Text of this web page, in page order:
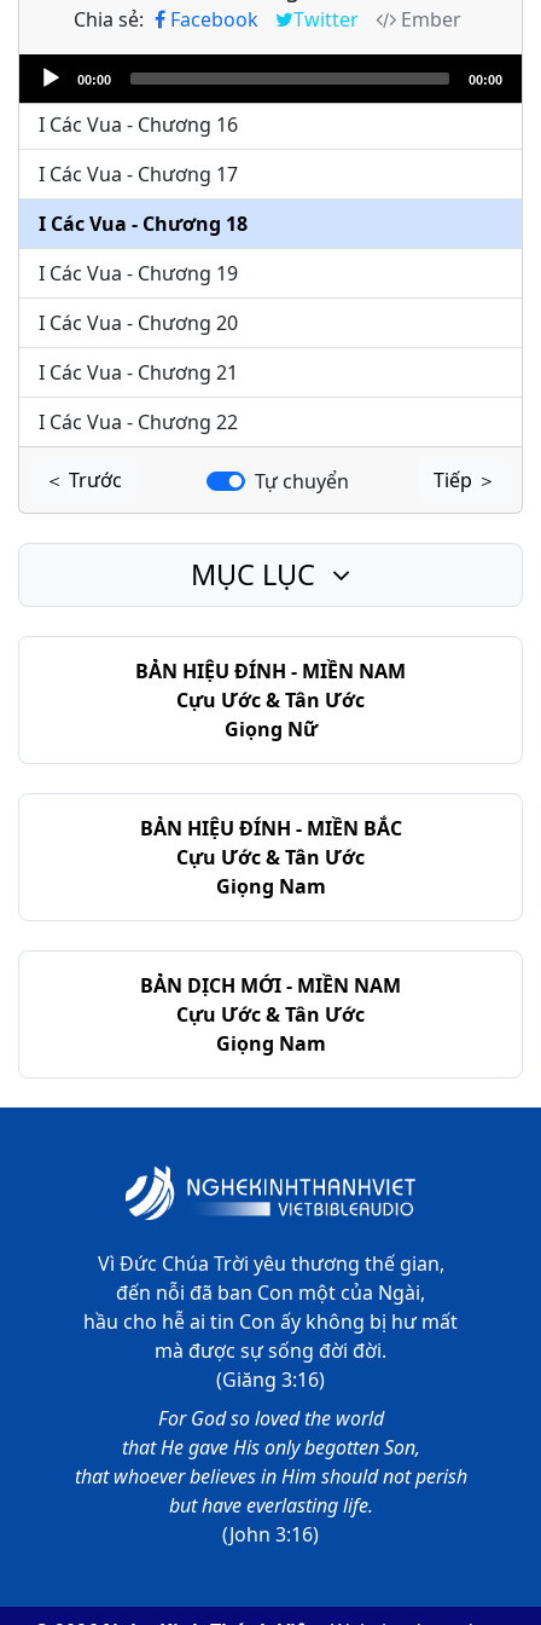
Chia sẻ: Facebook Twitter
Ember
Audio
Player
00:00 00:00
I Các Vua - Chương 14
I Các Vua - Chương 15
I Các Vua - Chương 16
I Các Vua - Chương 17
I Các Vua - Chương 18
I Các Vua - Chương 19
I Các Vua - Chương 20
I Các Vua - Chương 21
I Các Vua - Chương 22
＜ Trước Tự chuyển Tiếp ＞
BẢN HIỆU ĐÍNH - MIỀN NAM
Cựu Ước & Tân Ước
Giọng Nữ
BẢN HIỆU ĐÍNH - MIỀN BẮC
Cựu Ước & Tân Ước
Giọng Nam
BẢN DỊCH MỚI - MIỀN NAM
Cựu Ước & Tân Ước
Giọng Nam
MỤC LỤC
Vì Đức Chúa Trời yêu thương thế gian,
đến nỗi đã ban Con một của Ngài,
hầu cho hễ ai tin Con ấy không bị hư mất
mà được sự sống đời đời.
(Giăng 3:16)
For God so loved the world
that He gave His only begotten Son,
that whoever believes in Him should not perish
but have everlasting life.
(John 3:16)